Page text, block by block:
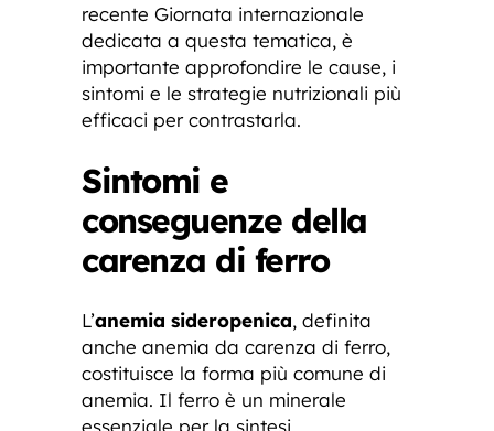
recente Giornata internazionale
dedicata a questa tematica, è
importante approfondire le cause, i
sintomi e le strategie nutrizionali più
efficaci per contrastarla.
Sintomi e
conseguenze della
carenza di ferro
L’anemia sideropenica, definita
anche anemia da carenza di ferro,
costituisce la forma più comune di
anemia. Il ferro è un minerale
essenziale per la sintesi